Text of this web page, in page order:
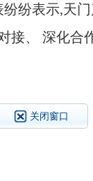
纷表示,天
接、 深化合
关闭窗口